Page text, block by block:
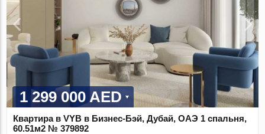
1 299 000 AED
Квартира в VYB в Бизнес-Бэй, Дубай, ОАЭ 1 спальня,
60.51м2 № 379892